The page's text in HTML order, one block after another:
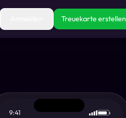
Treuekarte erstellen
9:41